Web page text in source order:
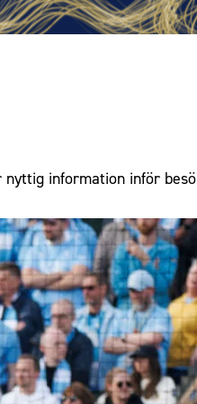
information inför